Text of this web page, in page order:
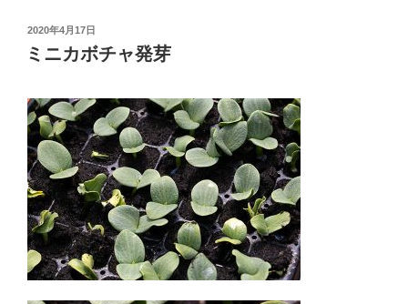
投
稿
日:
2020年4月17日
ミニカボチャ発芽